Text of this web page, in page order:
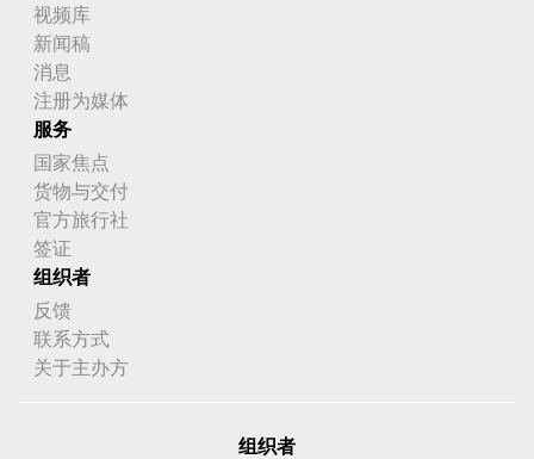
视频库
新闻稿
消息
注册为媒体
服务
国家焦点
货物与交付
官方旅行社
签证
组织者
反馈
联系方式
关于主办方
组织者